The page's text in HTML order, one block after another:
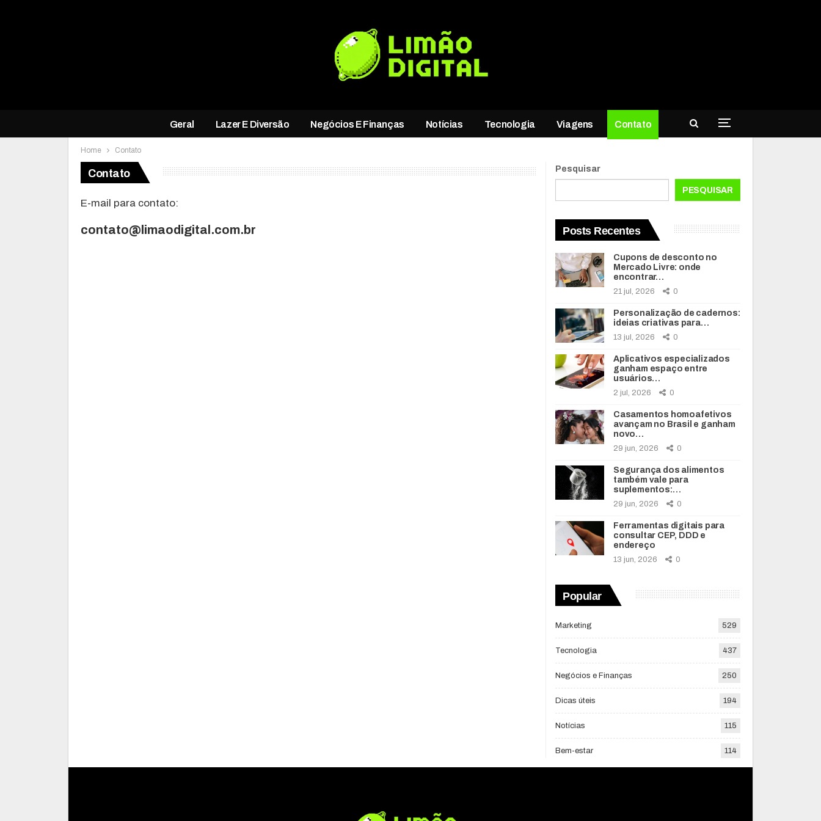
Geral Lazer E Diversão Negócios E Finanças Notícias Tecnologia Viagens Contato
Home Contato
Contato
E-mail para contato:
contato@limaodigital.com.br
Pesquisar
PESQUISAR
Posts Recentes
Cupons de desconto no
Mercado Livre: onde
encontrar…
21 jul, 2026 0
Personalização de cadernos:
ideias criativas para…
13 jul, 2026 0
Aplicativos especializados
ganham espaço entre
usuários…
2 jul, 2026 0
Casamentos homoafetivos
avançam no Brasil e ganham
novo…
29 jun, 2026 0
Segurança dos alimentos
também vale para
suplementos:…
29 jun, 2026 0
Ferramentas digitais para
consultar CEP, DDD e
endereço
13 jun, 2026 0
Popular
Marketing 529
Tecnologia 437
Negócios e Finanças 250
Dicas úteis 194
Notícias 115
Bem-estar 114